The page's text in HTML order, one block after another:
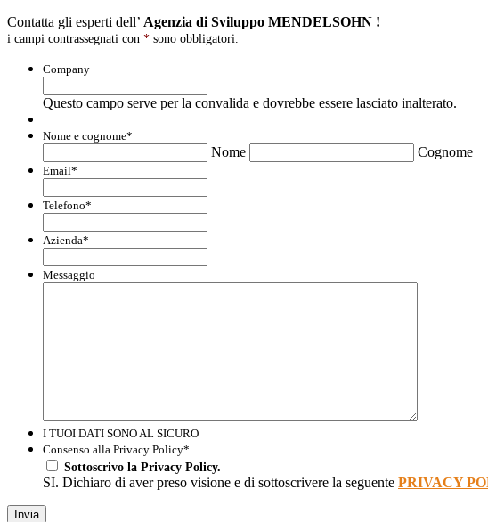
Contatta gli esperti dell’ Agenzia di Sviluppo MENDELSOHN !
i campi contrassegnati con * sono obbligatori.
Company
Questo campo serve per la convalida e dovrebbe essere lasciato inalterato.
Nome e cognome*
Nome Cognome
Email*
Telefono*
Azienda*
Messaggio
I TUOI DATI SONO AL SICURO
Consenso alla Privacy Policy*
Sottoscrivo la Privacy Policy.
SI. Dichiaro di aver preso visione e di sottoscrivere la seguente PRIVACY
Invia